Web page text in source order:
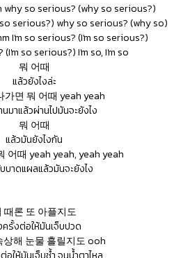
why so serious? (why so serious?)
serious?) why so serious? (why so)
I'm so serious? (I'm so serious?)
so serious?) I'm so, I'm so
뭐 어때
แล้วยังไงล่ะ
가면 뭐 어때 yeah yeah
มาแล้วผ่านไปมันจะยังไง
뭐 어때
แล้วมันยังไงกัน
어때 yeah yeah, yeah yeah
บาดแผลแล้วมันจะยังไง
때론 또 아플지도
ครั้งต่อให้มันเจ็บปวด
상해 눈물 흘릴지도 ooh